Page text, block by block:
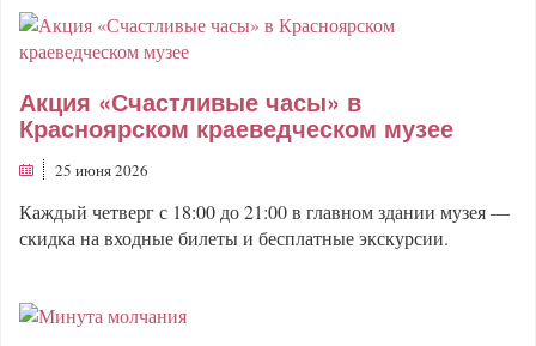
Акция «Счастливые часы» в
Красноярском краеведческом музее
25 июня 2026
Каждый четверг с 18:00 до 21:00 в главном здании музея —
скидка на входные билеты и бесплатные экскурсии.